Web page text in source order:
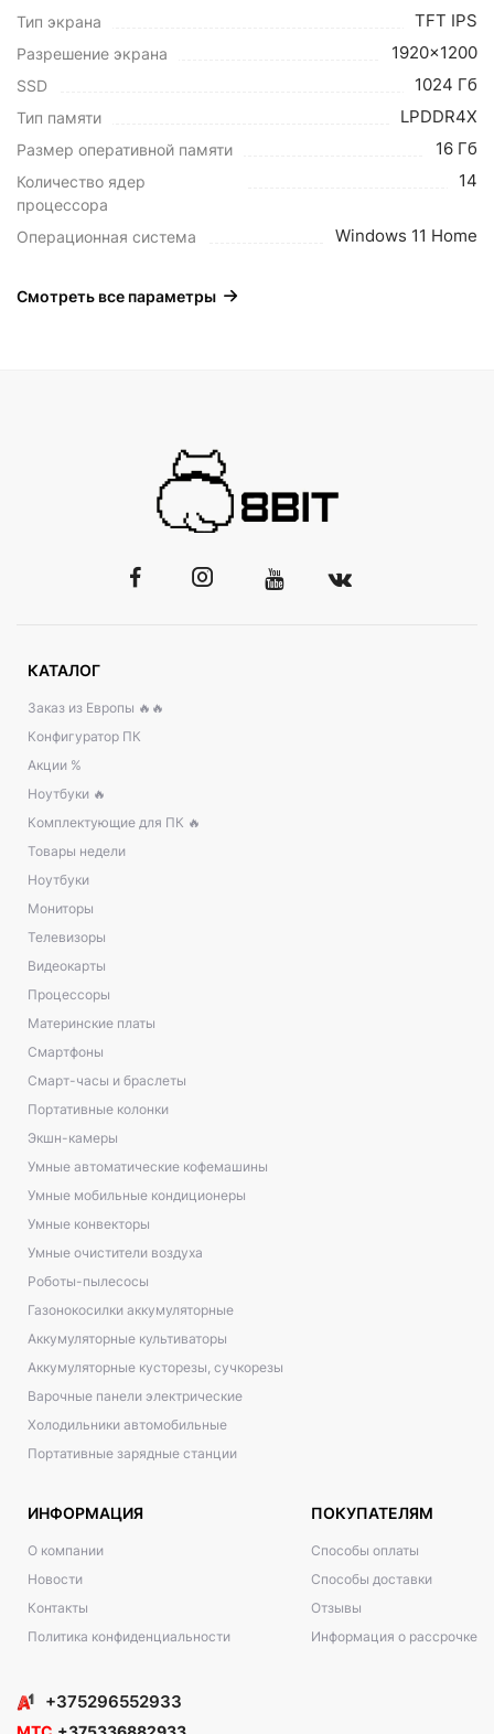
Тип экрана TFT IPS
Разрешение экрана 1920x1200
SSD 1024 Гб
Тип памяти LPDDR4X
Размер оперативной памяти 16 Гб
Количество ядер
процессора
14
Операционная система Windows 11 Home
Смотреть все параметры
КАТАЛОГ
Заказ из Европы 🔥🔥
Конфигуратор ПК
Акции %
Ноутбуки 🔥
Комплектующие для ПК 🔥
Товары недели
Ноутбуки
Мониторы
Телевизоры
Видеокарты
Процессоры
Материнские платы
Смартфоны
Смарт-часы и браслеты
Портативные колонки
Экшн-камеры
Умные автоматические кофемашины
Умные мобильные кондиционеры
Умные конвекторы
Умные очистители воздуха
Роботы-пылесосы
Газонокосилки аккумуляторные
Аккумуляторные культиваторы
Аккумуляторные кусторезы, сучкорезы
Варочные панели электрические
Холодильники автомобильные
Портативные зарядные станции
ИНФОРМАЦИЯ
О компании
Новости
Контакты
Политика конфиденциальности
ПОКУПАТЕЛЯМ
Способы оплаты
Способы доставки
Отзывы
Информация о рассрочке
+375296552933